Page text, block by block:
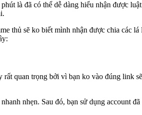
là đã có thể dễ dàng hiểu nhận được
thủ sẽ ko biết mình nhận được chia các
quan trọng bởi vì bạn ko vào đúng link
nhẹn. Sau đó, bạn sử dụng account đã